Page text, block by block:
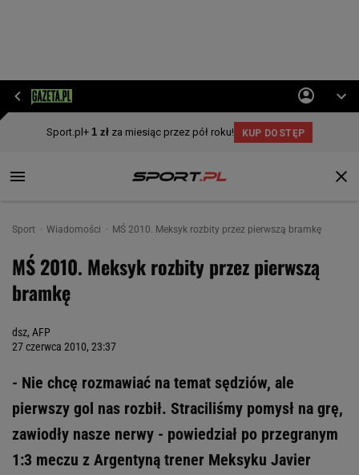
Sport Wiadomości MŚ 2010. Meksyk rozbity przez pierwszą bramkę
MŚ 2010. Meksyk rozbity przez pierwszą
bramkę
dsz, AFP
27 czerwca 2010, 23:37
- Nie chcę rozmawiać na temat sędziów, ale
pierwszy gol nas rozbił. Straciliśmy pomysł na grę,
zawiodły nasze nerwy - powiedział po przegranym
1:3 meczu z Argentyną trener Meksyku Javier